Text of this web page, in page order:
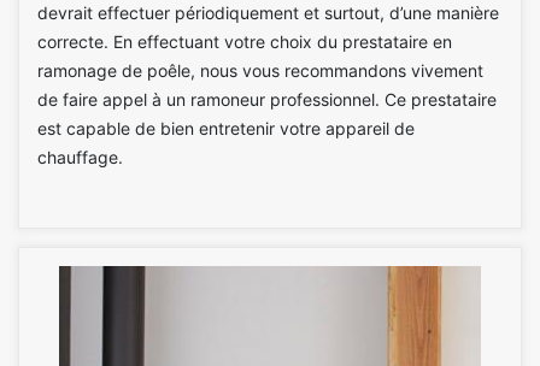
devrait effectuer périodiquement et surtout, d’une manière
correcte. En effectuant votre choix du prestataire en
ramonage de poêle, nous vous recommandons vivement
de faire appel à un ramoneur professionnel. Ce prestataire
est capable de bien entretenir votre appareil de
chauffage.